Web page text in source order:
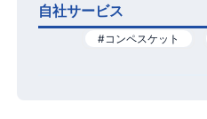
自社サービス
#コンペスケット